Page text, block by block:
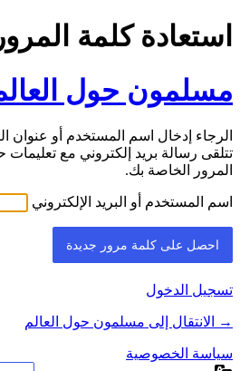
استعادة كلمة المرور
مسلمون حول
الرجاء إدخال اسم المستخدم أو عنوان
تتلقى رسالة بريد إلكتروني مع تعليمات
المرور الخاصة بك.
اسم المستخدم أو البريد الإلكتروني
تسجيل الدخول
→ الانتقال إلى مسلمون حول العالم
سياسة الخصوصية